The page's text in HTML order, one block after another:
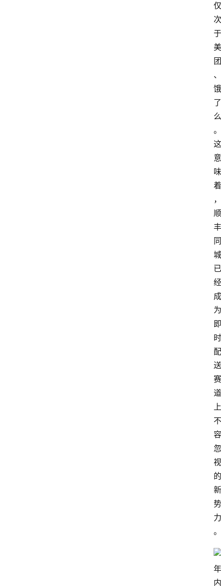
仅
次
于
美
团
、
饿
了
么
。
这
意
味
着
，
顺
丰
同
城
已
经
成
为
即
时
配
送
赛
道
上
不
容
忽
视
的
新
势
力
。